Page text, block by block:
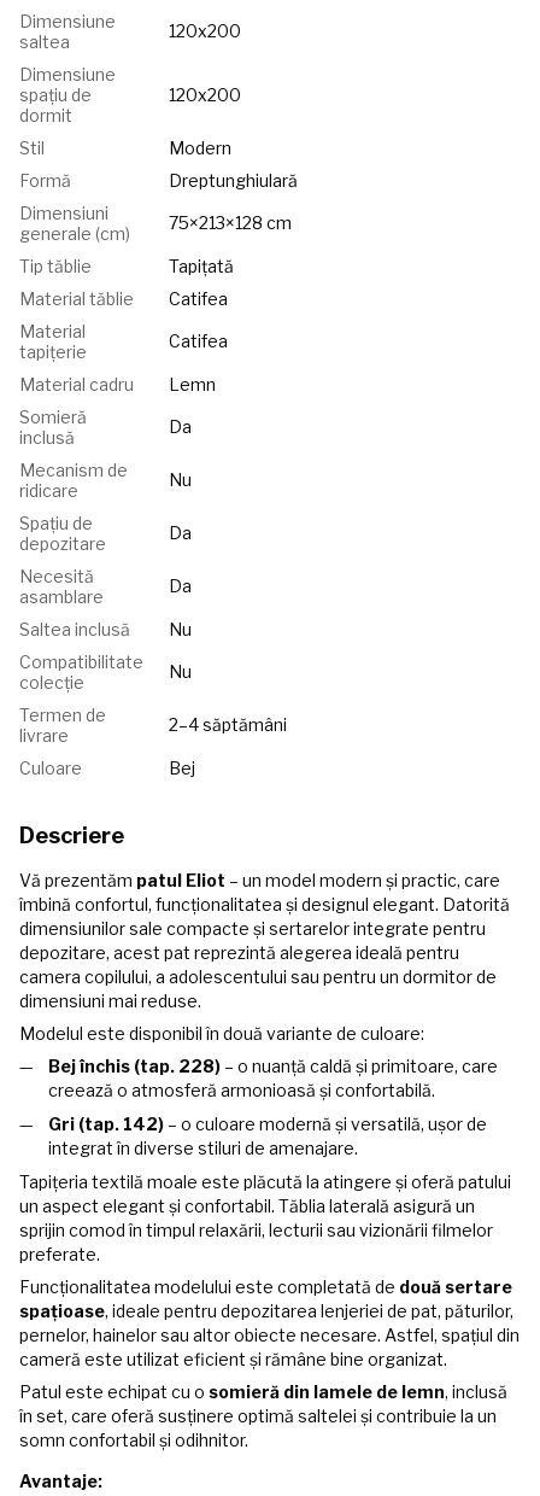
Dimensiune
saltea
120x200
Dimensiune
spațiu de
dormit
120x200
Stil
Modern
Formă
Dreptunghiulară
Dimensiuni
generale (cm)
75×213×128 cm
Tip tăblie
Tapițată
Material tăblie
Catifea
Material
tapițerie
Catifea
Material cadru
Lemn
Somieră
inclusă
Da
Mecanism de
ridicare
Nu
Spațiu de
depozitare
Da
Necesită
asamblare
Da
Saltea inclusă
Nu
Compatibilitate
colecție
Nu
Termen de
livrare
2–4 săptămâni
Culoare Bej
Descriere
Vă prezentăm patul Eliot – un model modern și practic, care
îmbină confortul, funcționalitatea și designul elegant. Datorită
dimensiunilor sale compacte și sertarelor integrate pentru
depozitare, acest pat reprezintă alegerea ideală pentru
camera copilului, a adolescentului sau pentru un dormitor de
dimensiuni mai reduse.
Modelul este disponibil în două variante de culoare:
Bej închis (tap. 228) – o nuanță caldă și primitoare, care
creează o atmosferă armonioasă și confortabilă.
Gri (tap. 142) – o culoare modernă și versatilă, ușor de
integrat în diverse stiluri de amenajare.
Tapițeria textilă moale este plăcută la atingere și oferă patului
un aspect elegant și confortabil. Tăblia laterală asigură un
sprijin comod în timpul relaxării, lecturii sau vizionării filmelor
preferate.
Funcționalitatea modelului este completată de două sertare
spațioase, ideale pentru depozitarea lenjeriei de pat, păturilor,
pernelor, hainelor sau altor obiecte necesare. Astfel, spațiul din
cameră este utilizat eficient și rămâne bine organizat.
Patul este echipat cu o somieră din lamele de lemn, inclusă
în set, care oferă susținere optimă saltelei și contribuie la un
somn confortabil și odihnitor.
Avantaje: